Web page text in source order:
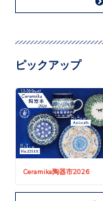
ピックアップ
Ceramika陶器市2026